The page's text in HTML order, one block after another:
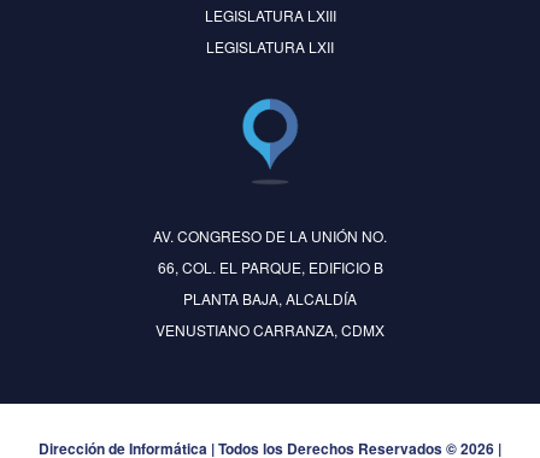
LEGISLATURA LXIII
LEGISLATURA LXII
AV. CONGRESO DE LA UNIÓN NO.
66, COL. EL PARQUE, EDIFICIO B
PLANTA BAJA, ALCALDÍA
VENUSTIANO CARRANZA, CDMX
Dirección de Informática | Todos los Derechos Reservados © 2026 |